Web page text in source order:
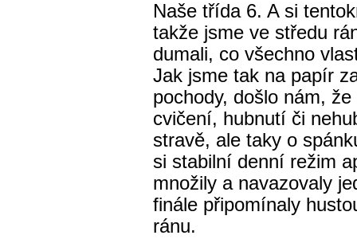
Naše třída 6. A si
takže jsme ve středu
dumali, co všechno
Jak jsme tak na papír
pochody, došlo nám,
cvičení, hubnutí či
stravě, ale taky o
si stabilní denní režim
množily a navazovaly
finále připomínaly
ránu.